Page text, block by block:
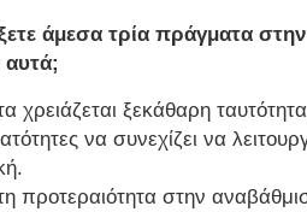
άμεσα τρία πράγματα
αυτά;
ξεκάθαρη
να συνεχίζει να
προτεραιότητα στην